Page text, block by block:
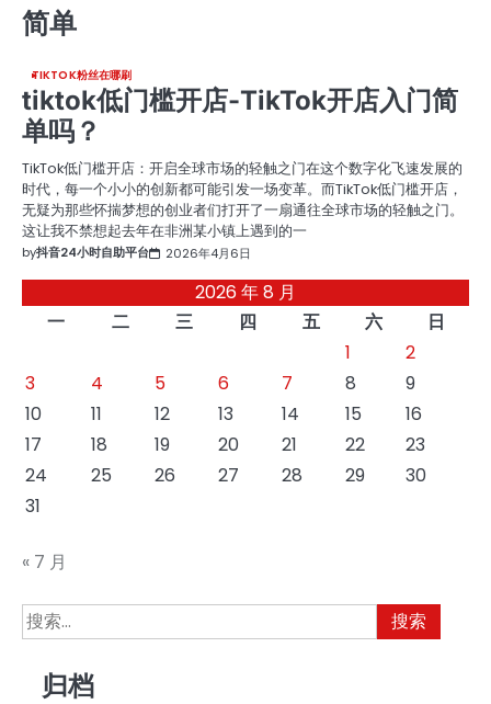
简单
TIKTOK粉丝在哪刷
tiktok低门槛开店-TikTok开店入门简
单吗？
TikTok低门槛开店：开启全球市场的轻触之门在这个数字化飞速发展的
时代，每一个小小的创新都可能引发一场变革。而TikTok低门槛开店，
无疑为那些怀揣梦想的创业者们打开了一扇通往全球市场的轻触之门。
这让我不禁想起去年在非洲某小镇上遇到的一
by抖音24小时自助平台 2026年4月6日
2026 年 8 月
一
二 三 四 五 六
日
1
2
3
4 5 6 7 8
9
10
11 12 13 14 15
16
17
18 19 20 21 22
23
24
25 26 27 28 29
30
31
« 7 月
搜
索：
归档